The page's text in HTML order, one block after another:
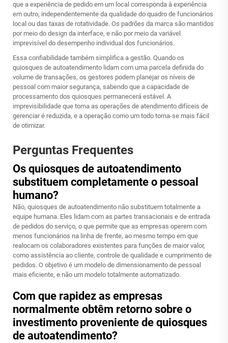
que a experiência de pedido em um local corresponda à experiência
em outro, independentemente da qualidade do quadro de funcionários
local ou das taxas de rotatividade. Os padrões da marca são mantidos
por meio do design da interface, e não por meio da variável
imprevisível do desempenho individual dos funcionários.
Essa confiabilidade também simplifica a gestão. Quando os
quiosques de autoatendimento lidam com uma parcela definida do
volume de transações, os gestores podem planejar os níveis de
pessoal com maior segurança, sabendo que a capacidade de
processamento dos quiosques permanecerá estável. A
imprevisibilidade que torna as operações de atendimento difíceis de
gerenciar é reduzida, e a operação como um todo torna-se mais fácil
de otimizar.
Perguntas Frequentes
Os quiosques de autoatendimento
substituem completamente o pessoal
humano?
Não, quiosques de autoatendimento não substituem totalmente a
equipe humana. Eles lidam com as partes transacionais e de entrada
de pedidos do serviço, o que permite que as empresas operem com
menos funcionários na linha de frente, ao mesmo tempo em que
realocam os colaboradores existentes para funções de maior valor,
como assistência ao cliente, controle de qualidade e cumprimento de
pedidos. O objetivo é um modelo de dimensionamento de pessoal
mais eficiente, e não um modelo totalmente automatizado.
Com que rapidez as empresas
normalmente obtêm retorno sobre o
investimento proveniente de quiosques
de autoatendimento?